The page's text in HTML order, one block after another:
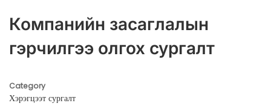
Компанийн засаглалын
гэрчилгээ олгох сургалт
Category
Хэрэгцээт сургалт